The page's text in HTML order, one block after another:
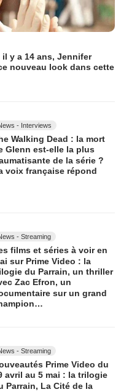
y a 14 ans, Jennifer
nouveau look dans cette
- Interviews
Walking Dead : la mort
Glenn est-elle la plus
de la série ?
voix française répond
- Streaming
films et séries à voir en
sur Prime Video : la
du Parrain, un thriller
Zac Efron, un
sur un grand
- Streaming
Prime Video du
avril au 5 mai : la trilogie
Parrain, La Cité de la